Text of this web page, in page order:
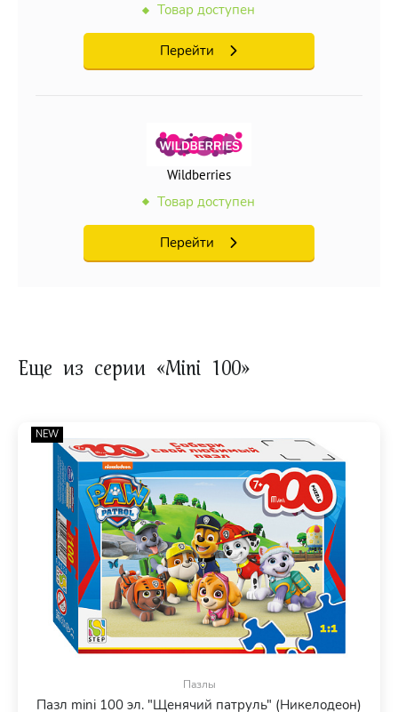
Товар доступен
Перейти
Wildberries
Товар доступен
Перейти
Еще из серии «Mini 100»
NEW
Пазлы
Пазл mini 100 эл. "Щенячий патруль" (Никелодеон)